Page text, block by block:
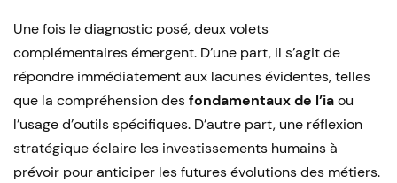
Une fois le diagnostic posé, deux volets
complémentaires émergent. D’une part, il s’agit de
répondre immédiatement aux lacunes évidentes, telles
que la compréhension desfondamentaux de l’iaou
l’usage d’outils spécifiques. D’autre part, une réflexion
stratégique éclaire les investissements humains à
prévoir pour anticiper les futures évolutions des métiers.